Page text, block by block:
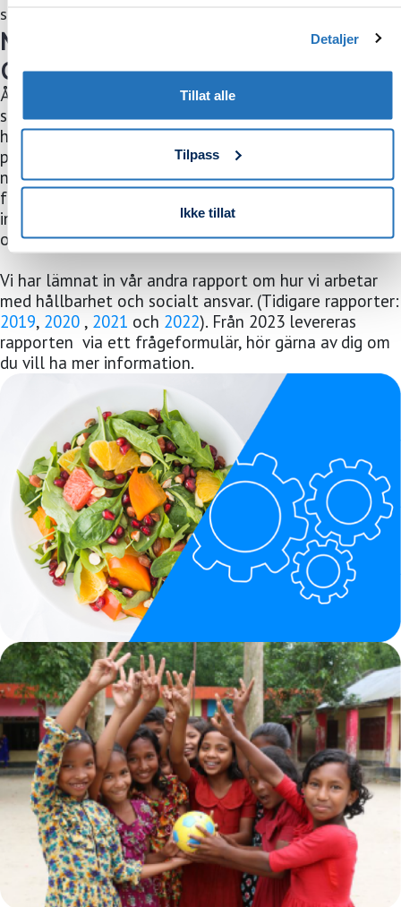
Detaljer
Tillat alle
Tilpass
Ikke tillat
storkök i Norge.
Medlemsrapport för FN: s Global
Compact
År 2019 gick Millum med i världens och Sveriges
största gemensamma arbete för inom business och
hållbarhet - där man arbetar för att uppfylla FN: s tio
principer för ansvarsfullt företagande utöver de ovan
nämnda hållbarhetsmålen. Samarbetet ger riktlinjer
för hur företaget säkerställer ansvarsfull verksamhet
inom mänskliga rättigheter, arbetsliv, antikorruption
och miljö.
Vi har lämnat in vår andra rapport om hur vi arbetar
med hållbarhet och socialt ansvar. (Tidigare rapporter:
2019, 2020 , 2021 och 2022). Från 2023 levereras
rapporten via ett frågeformulär, hör gärna av dig om
du vill ha mer information.